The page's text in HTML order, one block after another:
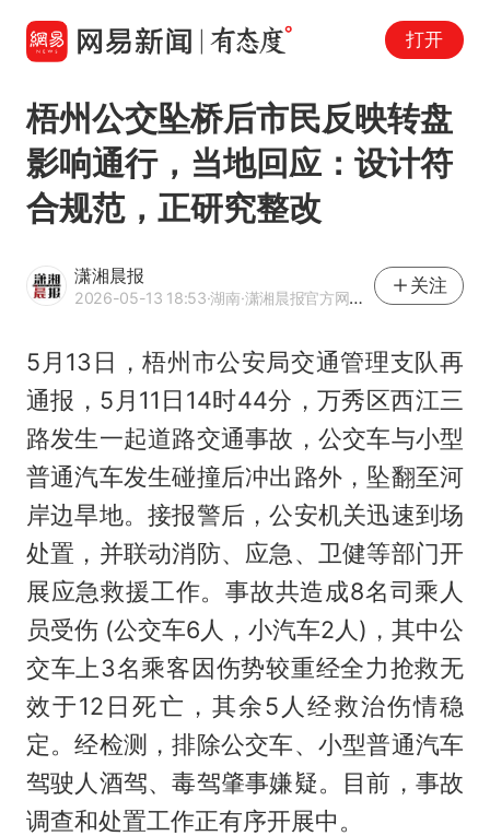
打开
梧州公交坠桥后市民反映转盘
影响通行，当地回应：设计符
合规范，正研究整改
潇湘晨报
2026-05-13 18:53·湖南·潇湘晨报官方网易号
关注
5月13日，梧州市公安局交通管理支队再
通报，5月11日14时44分，万秀区西江三
路发生一起道路交通事故，公交车与小型
普通汽车发生碰撞后冲出路外，坠翻至河
岸边旱地。接报警后，公安机关迅速到场
处置，并联动消防、应急、卫健等部门开
展应急救援工作。事故共造成8名司乘人
员受伤 (公交车6人，小汽车2人)，其中公
交车上3名乘客因伤势较重经全力抢救无
效于12日死亡，其余5人经救治伤情稳
定。经检测，排除公交车、小型普通汽车
驾驶人酒驾、毒驾肇事嫌疑。目前，事故
调查和处置工作正有序开展中。